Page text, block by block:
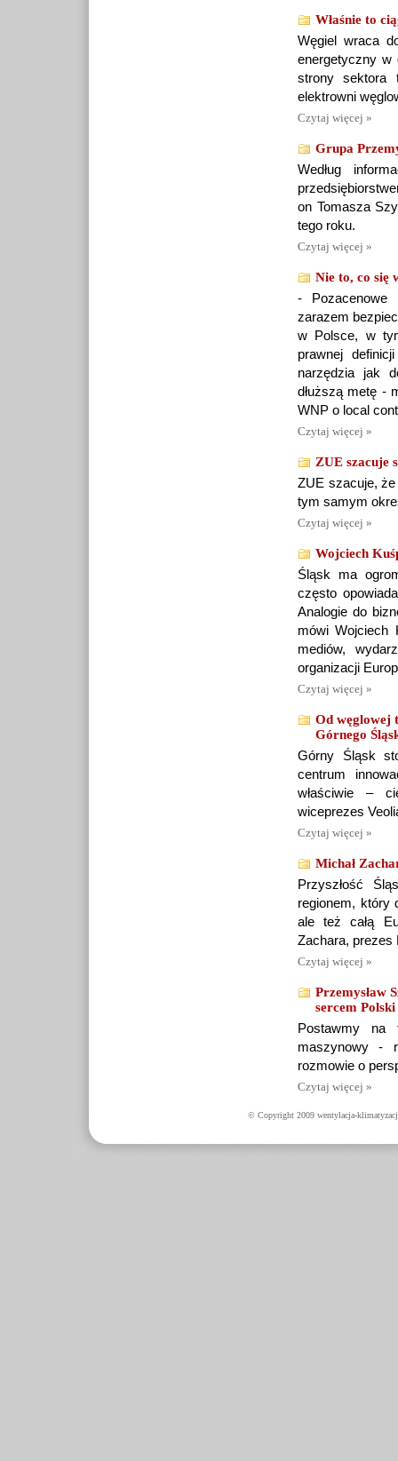
Właśnie to
Węgiel wraca
energetyczny w
strony sektora
elektrowni
Czytaj więcej »
Grupa
Według
on Tomasza
tego roku.
Czytaj więcej »
Nie to, co się
- Pozacenowe
zarazem
w Polsce, w
prawnej
narzędzia jak
dłuższą metę -
WNP o local
Czytaj więcej »
ZUE szacuje
ZUE szacuje, że
tym samym
Czytaj więcej »
Wojciech
Śląsk ma
często
Analogie do
mówi Wojciech
mediów,
organizacji
Czytaj więcej »
Od węglowej
Górnego
Górny Śląsk
centrum
właściwie –
wiceprezes
Czytaj więcej »
Michał
Przyszłość
regionem, który
ale też całą
Zachara, prezes
Czytaj więcej »
Przemysław
sercem Polski
Postawmy na
maszynowy -
rozmowie o
Czytaj więcej »
© Copyright 2009 wentylacja-